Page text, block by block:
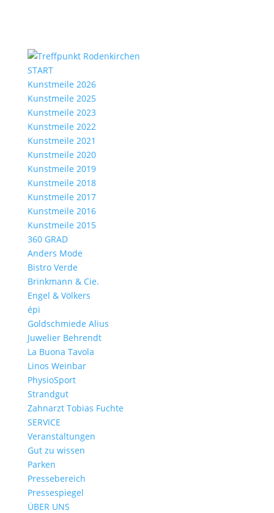
START
Kunstmeile 2026
Kunstmeile 2025
Kunstmeile 2023
Kunstmeile 2022
Kunstmeile 2021
Kunstmeile 2020
Kunstmeile 2019
Kunstmeile 2018
Kunstmeile 2017
Kunstmeile 2016
Kunstmeile 2015
360 GRAD
Anders Mode
Bistro Verde
Brinkmann & Cie.
Engel & Völkers
épi
Goldschmiede Alius
Juwelier Behrendt
La Buona Tavola
Linos Weinbar
PhysioSport
Strandgut
Zahnarzt Tobias Fuchte
SERVICE
Veranstaltungen
Gut zu wissen
Parken
Pressebereich
Pressespiegel
ÜBER UNS